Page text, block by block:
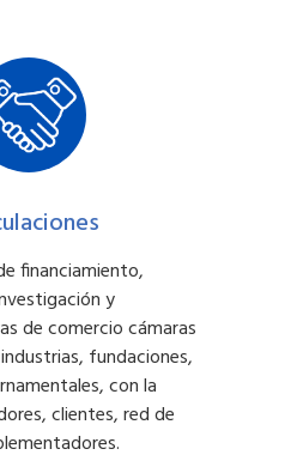
financiamiento,
y
de comercio cámaras
fundaciones,
con la
clientes, red de